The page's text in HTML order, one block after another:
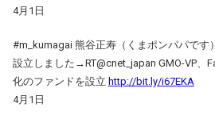
4月1日
#m_kumagai 熊谷正寿（くまポンパパです）
設立しました→RT@cnet_japan GMO-VP、
化のファンドを設立 http://bit.ly/i67EKA
4月1日